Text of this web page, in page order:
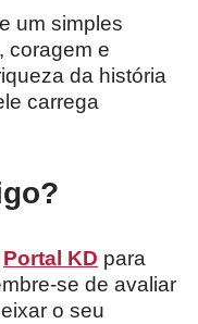
um simples
coragem e
da história
carrega
Portal KD para
se de avaliar
o seu